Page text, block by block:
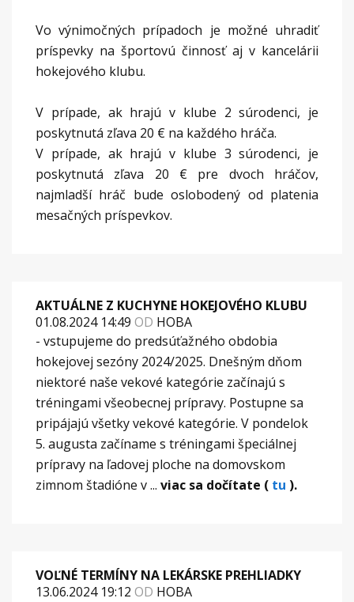
Vo výnimočných prípadoch je možné uhradiť
príspevky na športovú činnosť aj v kancelárii
hokejového klubu.
V prípade, ak hrajú v klube 2 súrodenci, je
poskytnutá zľava 20 € na každého hráča.
V prípade, ak hrajú v klube 3 súrodenci, je
poskytnutá zľava 20 € pre dvoch hráčov,
najmladší hráč bude oslobodený od platenia
mesačných príspevkov.
AKTUÁLNE Z KUCHYNE HOKEJOVÉHO KLUBU
01.08.2024 14:49 OD HOBA
- vstupujeme do predsúťažného obdobia
hokejovej sezóny 2024/2025. Dnešným dňom
niektoré naše vekové kategórie začínajú s
tréningami všeobecnej prípravy. Postupne sa
pripájajú všetky vekové kategórie. V pondelok
5. augusta začíname s tréningami špeciálnej
prípravy na ľadovej ploche na domovskom
zimnom štadióne v ... viac sa dočítate ( tu ).
VOĽNÉ TERMÍNY NA LEKÁRSKE PREHLIADKY
13.06.2024 19:12 OD HOBA